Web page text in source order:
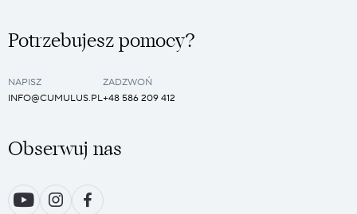
Potrzebujesz pomocy?
NAPISZ
INFO@CUMULUS.PL
ZADZWOŃ
+48 586 209 412
Obserwuj nas